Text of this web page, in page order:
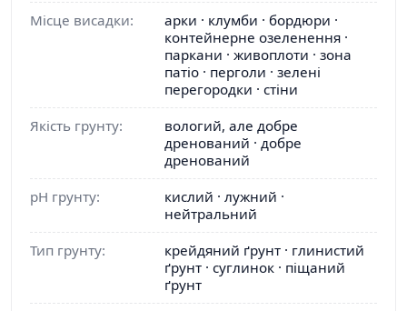
Місце висадки:
арки · клумби · бордюри ·
контейнерне озеленення ·
паркани · живоплоти · зона
патіо · перголи · зелені
перегородки · стіни
Якість грунту:
вологий, але добре
дренований · добре
дренований
pH грунту:
кислий · лужний ·
нейтральний
Тип грунту:
крейдяний ґрунт · глинистий
ґрунт · суглинок · піщаний
ґрунт